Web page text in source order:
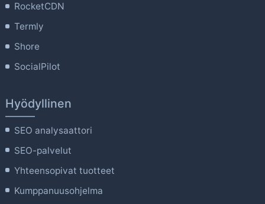
RocketCDN
Termly
Shore
SocialPilot
Hyödyllinen
SEO analysaattori
SEO-palvelut
Yhteensopivat tuotteet
Kumppanuusohjelma